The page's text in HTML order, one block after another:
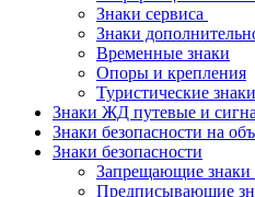
Знаки сервиса
Знаки
Временные знаки
Опоры и крепления
Туристические знаки
Знаки ЖД путевые и
Знаки безопасности на
Знаки безопасности
Запрещающие знаки
Предписывающие